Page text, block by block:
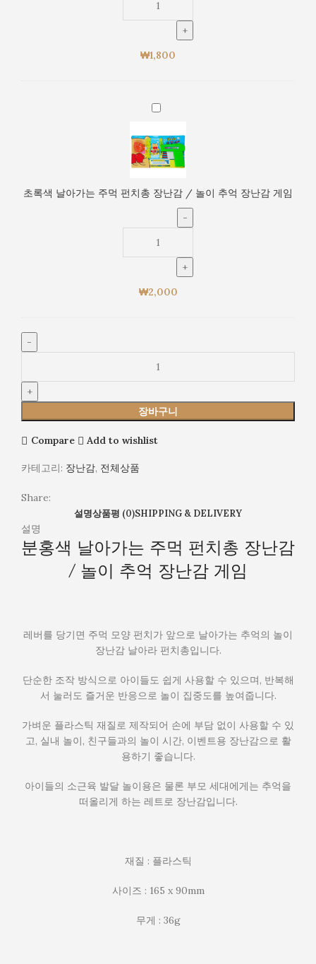
펀
장
/
이
추
억
난
게
임
₩1,800
초
색
날
아
는
먹
펀
장
놀
이
억
장
초록색 날아가는 주먹 펀치총 장난감 / 놀이 추억 장난감 게임
₩2,000
장바구니
Compare Add to wishlist
카테고리: 장난감, 전체상품
Share:
설명상품평 (0)SHIPPING & DELIVERY
설명
분홍색 날아가는 주먹 펀치총 장난감
/ 놀이 추억 장난감 게임
레버를 당기면 주먹 모양 펀치가 앞으로 날아가는 추억의 놀이
장난감 날아라 펀치총입니다.
단순한 조작 방식으로 아이들도 쉽게 사용할 수 있으며, 반복해
서 눌러도 즐거운 반응으로 놀이 집중도를 높여줍니다.
가벼운 플라스틱 재질로 제작되어 손에 부담 없이 사용할 수 있
고, 실내 놀이, 친구들과의 놀이 시간, 이벤트용 장난감으로 활
용하기 좋습니다.
아이들의 소근육 발달 놀이용은 물론 부모 세대에게는 추억을
떠올리게 하는 레트로 장난감입니다.
재질 : 플라스틱
사이즈 : 165 x 90mm
무게 : 36g